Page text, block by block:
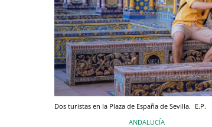
Dos turistas en la Plaza de España de Sevilla. E.P.
ANDALUCÍA